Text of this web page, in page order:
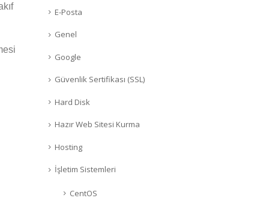
E-Posta
Genel
Google
Güvenlik Sertifikası (SSL)
Hard Disk
Hazır Web Sitesi Kurma
Hosting
İşletim Sistemleri
CentOS